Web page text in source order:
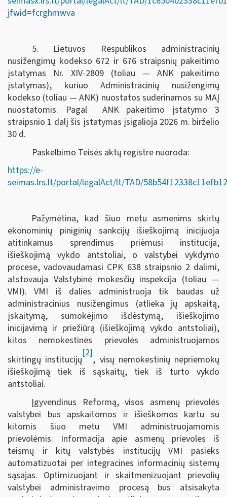
jfwid=fcrghmwva
5. Lietuvos Respublikos administracinių
nusižengimų kodekso 672 ir 676 straipsnių pakeitimo
įstatymas Nr. XIV-2809 (toliau — ANK pakeitimo
įstatymas), kuriuo Administracinių nusižengimų
kodekso (toliau — ANK) nuostatos suderinamos su MAĮ
nuostatomis. Pagal ANK pakeitimo įstatymo 3
straipsnio 1 dalį šis įstatymas įsigalioja 2026 m. birželio
30 d.
Paskelbimo Teisės aktų registre nuoroda:
https://e-
seimas.lrs.lt/portal/legalAct/lt/TAD/
Pažymėtina, kad šiuo metu asmenims skirtų
ekonominių piniginių sankcijų išieškojimą inicijuoja
atitinkamus sprendimus priėmusi institucija,
išieškojimą vykdo antstoliai, o valstybei vykdymo
procese, vadovaudamasi CPK 638 straipsnio 2 dalimi,
atstovauja Valstybinė mokesčių inspekcija (toliau —
VMI). VMI iš dalies administruoja tik baudas už
administracinius nusižengimus (atlieka jų apskaitą,
įskaitymą, sumokėjimo išdėstymą, išieškojimo
inicijavimą ir priežiūrą (išieškojimą vykdo antstoliai),
kitos nemokestinės prievolės administruojamos
skirtingų institucijų
[2]
, visų nemokestinių nepriemokų
išieškojimą tiek iš sąskaitų, tiek iš turto vykdo
antstoliai.
Įgyvendinus Reformą, visos asmenų prievolės
valstybei bus apskaitomos ir išieškomos kartu su
kitomis šiuo metu VMI administruojamomis
prievolėmis. Informacija apie asmenų prievoles iš
teismų ir kitų valstybės institucijų VMI pasieks
automatizuotai per integracines informacinių sistemų
sąsajas. Optimizuojant ir skaitmenizuojant prievolių
valstybei administravimo procesą bus atsisakyta